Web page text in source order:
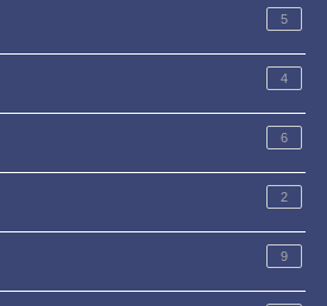
5
4
6
2
9